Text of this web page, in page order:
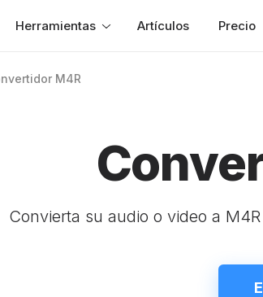
Herramientas Artículos Precio
M4R
Convierta su audio o video a